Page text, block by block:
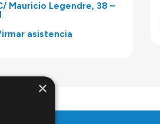
Mauricio Legendre, 38 –
asistencia
×